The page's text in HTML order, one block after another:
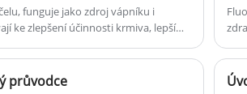
funguje jako zdroj vápníku i
ke zlepšení účinnosti krmiva, lepší
průvodce